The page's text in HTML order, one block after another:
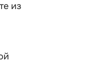
из